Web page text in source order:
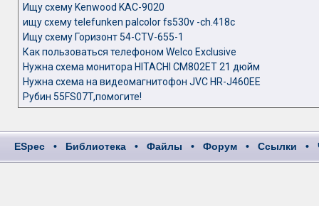
Ищу схему Kenwood KAC-9020
ищу схему telefunken palcolor fs530v -ch.418c
Ищу схему Горизонт 54-CTV-655-1
Как пользоваться телефоном Welco Exclusive
Нужна схема монитора HITACHI CM802ET 21 дюйм
Нужна схема на видеомагнитофон JVC HR-J460EE
Рубин 55FS07T,помогите!
ESpec • Библиотека • Файлы • Форум • Ссылки •